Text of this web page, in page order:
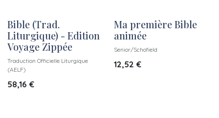
Bible (Trad.
Liturgique) - Edition
Voyage Zippée
Traduction Officielle Liturgique
(AELF)
58,16 €
Ma première Bible
animée
Senior/Schofield
12,52 €